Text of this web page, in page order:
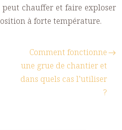
peut chauffer et faire exploser
à forte température.
Comment fonctionne
une grue de chantier et
dans quels cas l’utiliser
?